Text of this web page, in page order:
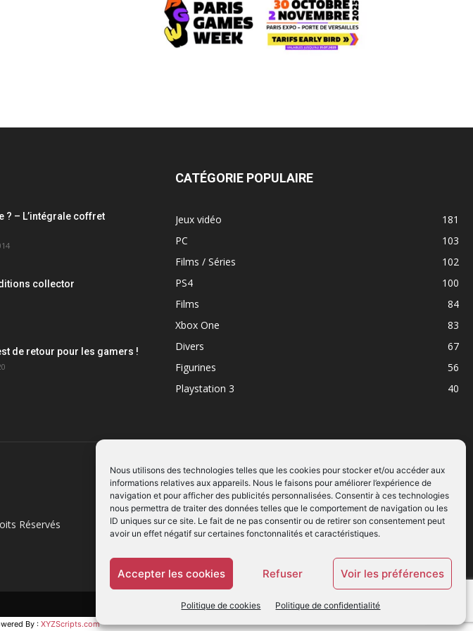
Nous utilisons des technologies telles que les cookies pour stocker et/ou accéder aux
informations relatives aux appareils. Nous le faisons pour améliorer l’expérience de
navigation et pour afficher des publicités personnalisées. Consentir à ces technologies
nous permettra de traiter des données telles que le comportement de navigation ou les
ID uniques sur ce site. Le fait de ne pas consentir ou de retirer son consentement peut
avoir un effet négatif sur certaines fonctonnalités et caractéristiques.
Accepter les cookies Refuser Voir les préférences
Politique de cookies Politique de confidentialité
? – L’intégrale coffret
collector
de retour pour les gamers !
CATÉGORIE POPULAIRE
Jeux vidéo
181
PC
103
Films / Séries
102
PS4
100
Films
84
Xbox One
83
Divers
67
Figurines
56
Playstation 3
40
Réservés
SUIVEZ NOUS
By : XYZScripts.com